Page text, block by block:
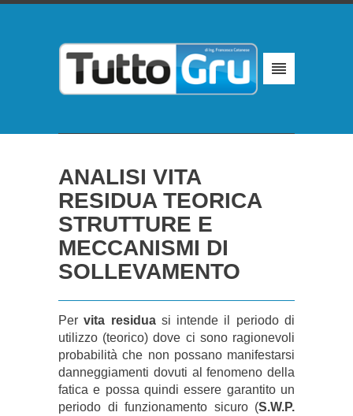
ANALISI VITA
RESIDUA TEORICA
STRUTTURE E
MECCANISMI DI
SOLLEVAMENTO
Pervita residuasi intende il periodo di
utilizzo (teorico) dove ci sono ragionevoli
probabilità che non possano manifestarsi
danneggiamenti dovuti al fenomeno della
fatica e possa quindi essere garantito un
periodo di funzionamento sicuro (S.W.P.